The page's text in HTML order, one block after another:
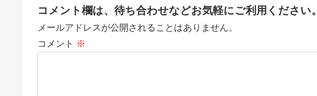
コメント欄は、待ち合わせなどお気軽にご利用ください。
メールアドレスが公開されることはありません。
コメント ※